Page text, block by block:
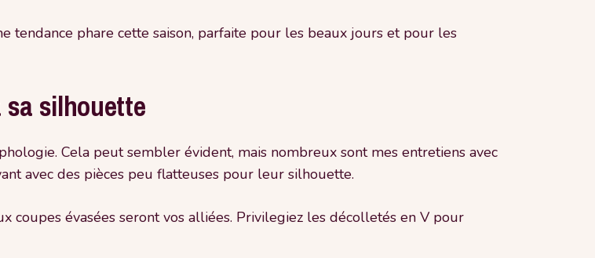
tendance phare cette saison, parfaite pour les beaux jours et pour les
sa silhouette
Cela peut sembler évident, mais nombreux sont mes entretiens avec
avec des pièces peu flatteuses pour leur silhouette.
coupes évasées seront vos alliées. Privilegiez les décolletés en V pour